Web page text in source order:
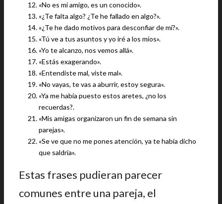
«No es mi amigo, es un conocido».
«¿Te falta algo? ¿Te he fallado en algo?».
«¿Te he dado motivos para desconfiar de mí?».
«Tú ve a tus asuntos y yo iré a los míos».
«Yo te alcanzo, nos vemos allá».
«Estás exagerando».
«Entendiste mal, viste mal».
«No vayas, te vas a aburrir, estoy segura».
«Ya me había puesto estos aretes, ¿no los
recuerdas?.
«Mis amigas organizaron un fin de semana sin
parejas».
«Se ve que no me pones atención, ya te había dicho
que saldría».
Estas frases pudieran parecer
comunes entre una pareja, el